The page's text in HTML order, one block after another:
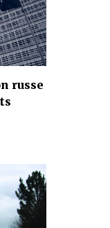
russe